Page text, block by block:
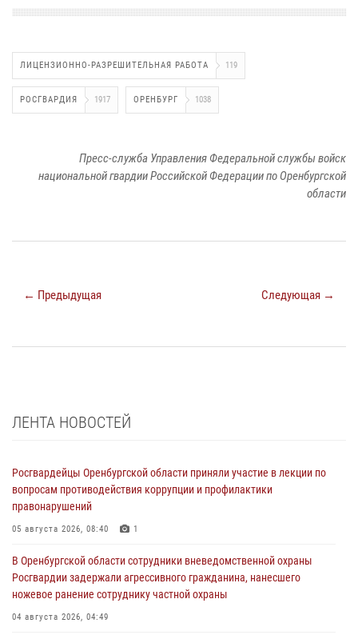
ЛИЦЕНЗИОННО-РАЗРЕШИТЕЛЬНАЯ РАБОТА 119
РОСГВАРДИЯ 1917 ОРЕНБУРГ 1038
Пресс-служба Управления Федеральной службы войск
национальной гвардии Российской Федерации по Оренбургской
области
← Предыдущая Следующая →
ЛЕНТА НОВОСТЕЙ
Росгвардейцы Оренбургской области приняли участие в лекции по
вопросам противодействия коррупции и профилактики
правонарушений
05 августа 2026, 08:40 1
В Оренбургской области сотрудники вневедомственной охраны
Росгвардии задержали агрессивного гражданина, нанесшего
ножевое ранение сотруднику частной охраны
04 августа 2026, 04:49